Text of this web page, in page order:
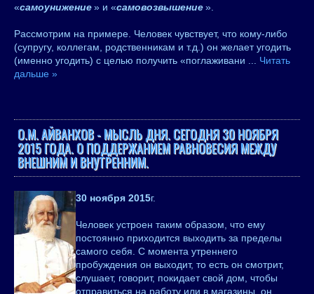
«самоунижение» и «самовозвышение».
Рассмотрим на примере. Человек чувствует, что кому-либо
(супругу, коллегам, родственникам и т.д.) он желает угодить
(именно угодить) с целью получить «поглаживани
Читать
дальше »
О.М. АЙВАНХОВ - МЫСЛЬ ДНЯ. СЕГОДНЯ 30 НОЯБРЯ
2015 ГОДА. О ПОДДЕРЖАНИЕМ РАВНОВЕСИЯ МЕЖДУ
ВНЕШНИМ И ВНУТРЕННИМ.
30 ноября 2015г.
Человек устроен таким образом, что ему
постоянно приходится выходить за пределы
самого себя. С момента утреннего
пробуждения он выходит, то есть он смотрит,
слушает, говорит, покидает свой дом, чтобы
отправиться на работу или в магазины, он